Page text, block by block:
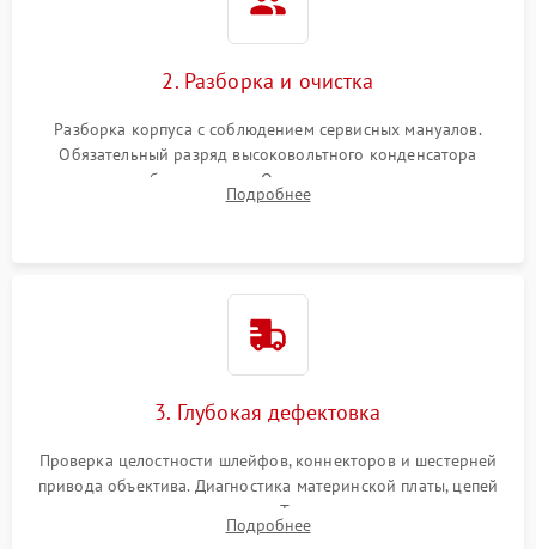
2. Разборка и очистка
Разборка корпуса с соблюдением сервисных мануалов.
Обязательный разряд высоковольтного конденсатора
вспышки для безопасности. Очистка внутренних узлов от
пыли, песка и следов влаги с помощью спецсредств.
Подробнее
3. Глубокая дефектовка
Проверка целостности шлейфов, коннекторов и шестерней
привода объектива. Диагностика материнской платы, цепей
питания и картоприемника. Тестирование механизма
затвора и блока внутрикамерной стабилизации.
Подробнее